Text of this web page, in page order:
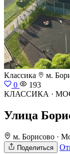
Классика
м.
0
193
КЛАССИКА ·
Улица
м. Борисово ·
Поделиться